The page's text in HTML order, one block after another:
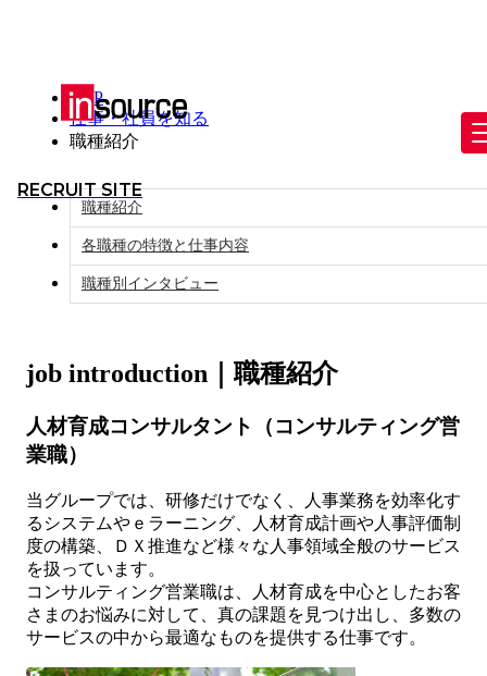
RECRUIT SITE
TOP
仕事・社員を知る
職種紹介
職種紹介
各職種の特徴と仕事内容
職種別インタビュー
job introduction｜職種紹介
人材育成コンサルタント（コンサルティング営
業職）
当グループでは、研修だけでなく、人事業務を効率化す
るシステムやｅラーニング、人材育成計画や人事評価制
度の構築、ＤＸ推進など様々な人事領域全般のサービス
を扱っています。
コンサルティング営業職は、人材育成を中心としたお客
さまのお悩みに対して、真の課題を見つけ出し、多数の
サービスの中から最適なものを提供する仕事です。